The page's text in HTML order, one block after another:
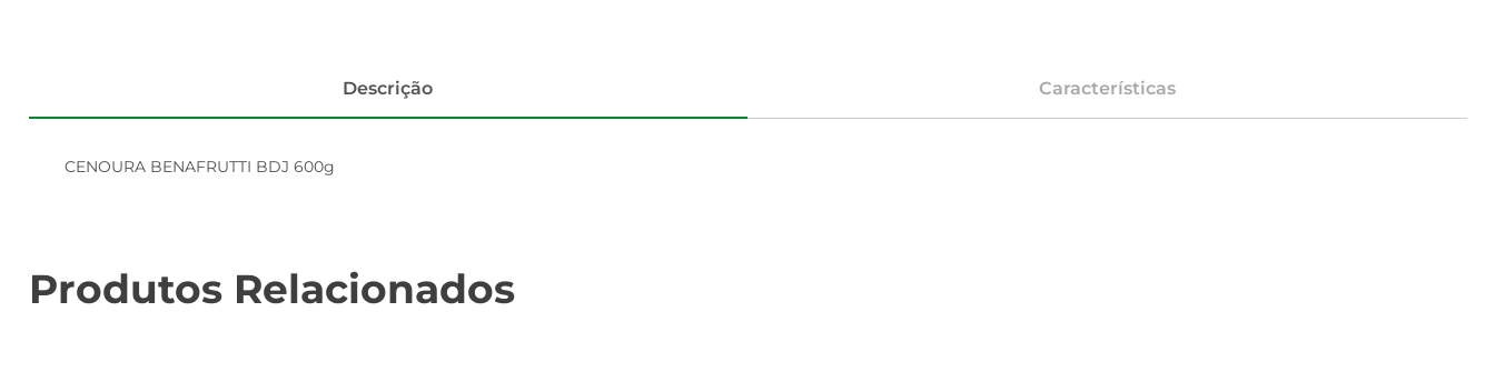
Descrição Características
CENOURA BENAFRUTTI BDJ 600g
Produtos Relacionados